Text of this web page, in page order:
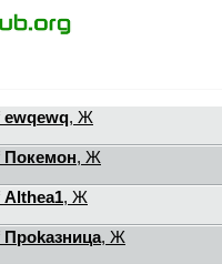
ewqewq, Ж
Покемон, Ж
Althea1, Ж
Пpokaзницa, Ж